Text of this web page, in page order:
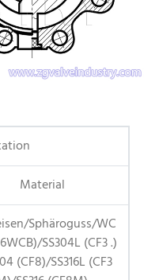
Material
Sphäroguss/WC
SS304L (CF3 .)
(CF8)/SS316L (CF3